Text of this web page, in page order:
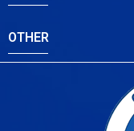
OTHER